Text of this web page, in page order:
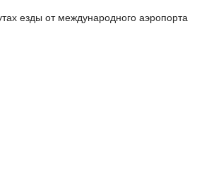
езды от международного аэропорта